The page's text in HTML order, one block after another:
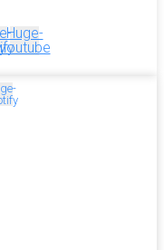
Huge-